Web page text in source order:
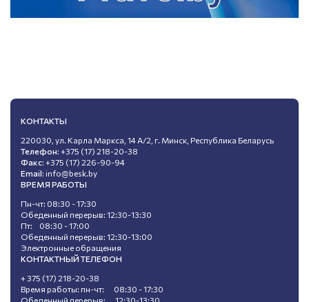
КОНТАКТЫ
220030, ул. Карла Маркса, 14 А/2, г. Минск, Республика Беларусь
Телефон: +375 (17) 218-20-38
Факс: +375 (17) 226-90-94
Email: info@besk.by
ВРЕМЯ РАБОТЫ
Пн-чт: 08:30 - 17:30
Обеденный перерыв: 12:30-13:30
Пт: 08:30 - 17:00
Обеденный перерыв: 12:30-13:00
Электронные обращения
КОНТАКТНЫЙ ТЕЛЕФОН
+ 375 (17) 218-20-38
Время работы: пн-чт: 08:30 - 17:30
Обеденный перерыв: 12:30-13:30